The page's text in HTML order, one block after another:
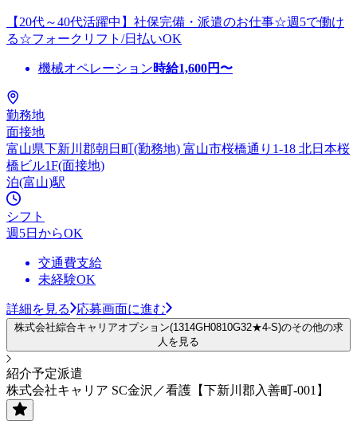
【20代～40代活躍中】社保完備・派遣のお仕事☆週5で働け
る☆フォークリフト/日払いOK
機械オペレーション時給1,600円〜
勤務地
面接地
富山県下新川郡朝日町(勤務地) 富山市桜橋通り1-18 北日本桜
橋ビル1F(面接地)
泊(富山)駅
シフト
週5日からOK
交通費支給
未経験OK
詳細を見る 応募画面に進む
株式会社綜合キャリアオプション(1314GH0810G32★4-S)のその他の求
人を見る
紹介予定派遣
株式会社キャリア SC金沢／看護【下新川郡入善町-001】